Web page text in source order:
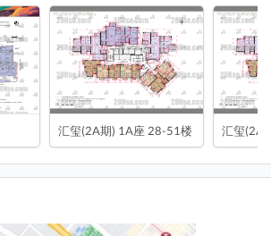
汇玺(2A期) 1A座 28-51楼 汇玺(2A